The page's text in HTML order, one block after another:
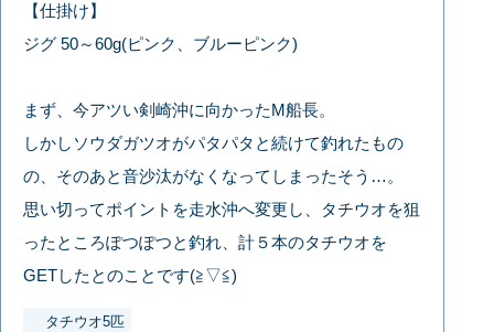
【仕掛け】
ジグ 50～60g(ピンク、ブルーピンク)
まず、今アツい剣崎沖に向かったM船長。
しかしソウダガツオがパタパタと続けて釣れたもの
の、そのあと音沙汰がなくなってしまったそう…。
思い切ってポイントを走水沖へ変更し、タチウオを狙
ったところぽつぽつと釣れ、計５本のタチウオを
GETしたとのことです(≧▽≦)
タチウオ5匹